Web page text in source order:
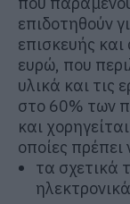
επιδοτηθούν
επισκευής
ευρώ, που
υλικά και τις
στο 60% των
και
οποίες
τα σχετικά